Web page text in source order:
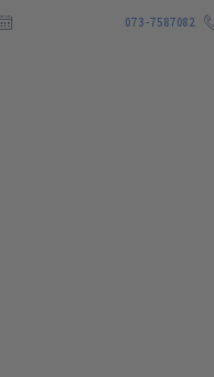
073-7587082